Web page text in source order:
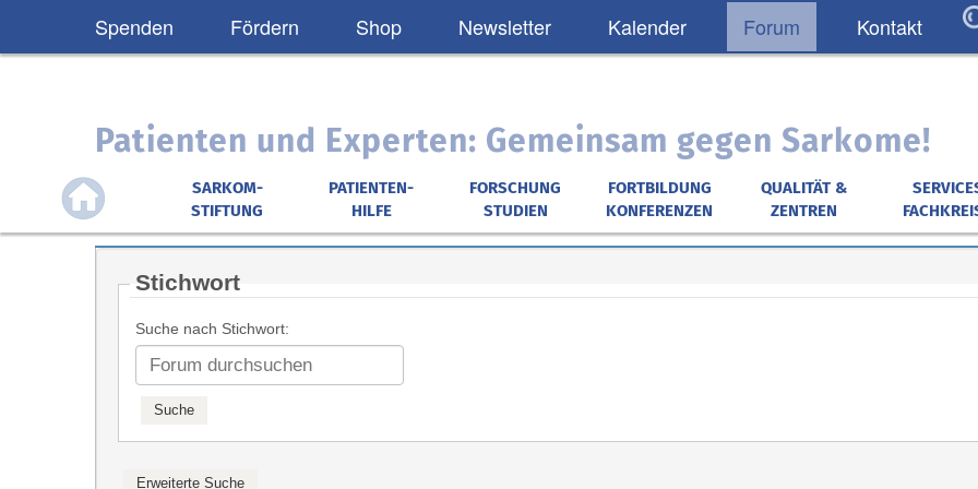
Spenden Fördern Shop Newsletter Kalender Forum Kontakt
Patienten und Experten: Gemeinsam gegen Sarkome!
SARKOM-
STIFTUNG
PATIENTEN-
HILFE
FORSCHUNG
STUDIEN
FORTBILDUNG
KONFERENZEN
QUALITÄT &
ZENTREN
Stichwort
Suche nach Stichwort: